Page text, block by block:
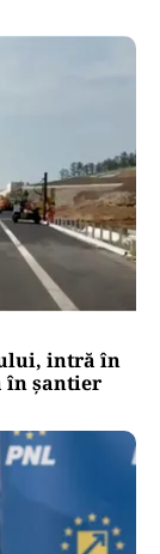
intră în
în șantier